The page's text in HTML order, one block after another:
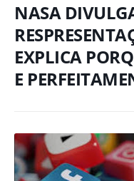
NASA
EXPLICA
E